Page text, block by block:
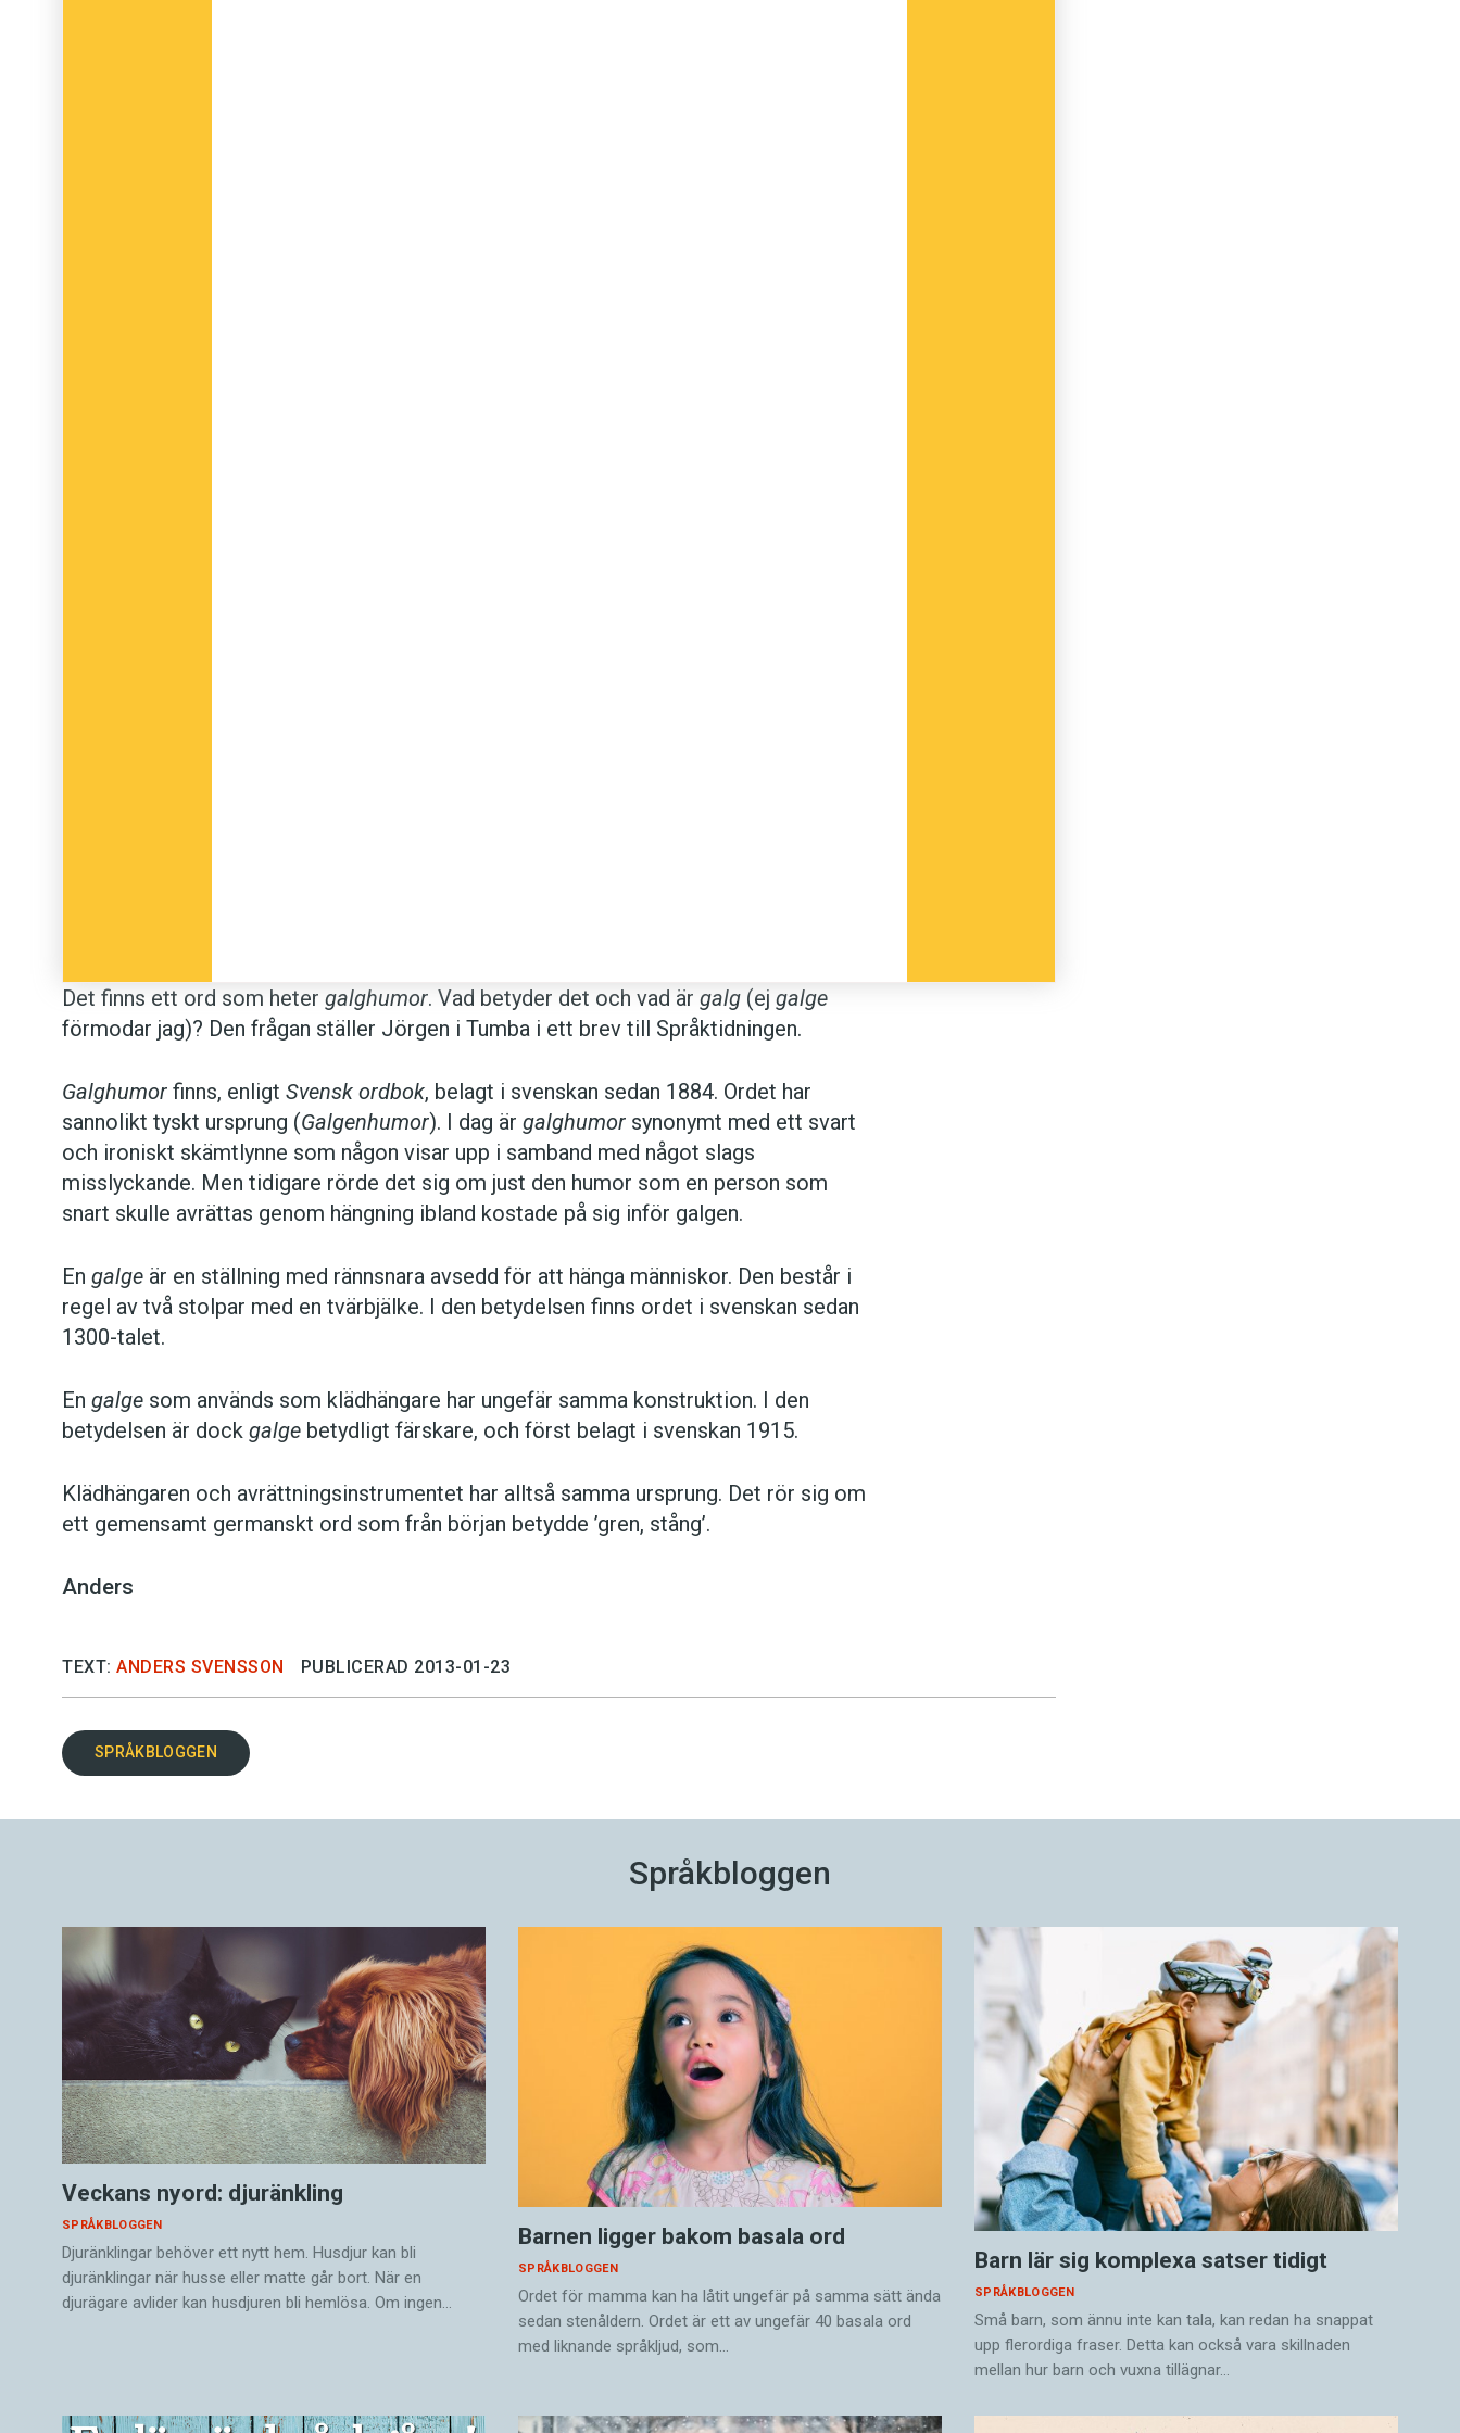
Det finns ett ord som heter galghumor. Vad betyder det och vad är galg (ej galge
förmodar jag)? Den frågan ställer Jörgen i Tumba i ett brev till Språktidningen.
Galghumor finns, enligt Svensk ordbok, belagt i svenskan sedan 1884. Ordet har
sannolikt tyskt ursprung (Galgenhumor). I dag är galghumor synonymt med ett svart
och ironiskt skämtlynne som någon visar upp i samband med något slags
misslyckande. Men tidigare rörde det sig om just den humor som en person som
snart skulle avrättas genom hängning ibland kostade på sig inför galgen.
En galge är en ställning med rännsnara avsedd för att hänga människor. Den består i
regel av två stolpar med en tvärbjälke. I den betydelsen finns ordet i svenskan sedan
1300-talet.
En galge som används som klädhängare har ungefär samma konstruktion. I den
betydelsen är dock galge betydligt färskare, och först belagt i svenskan 1915.
Klädhängaren och avrättningsinstrumentet har alltså samma ursprung. Det rör sig om
ett gemensamt germanskt ord som från början betydde ’gren, stång’.
Anders
TEXT: ANDERS SVENSSON PUBLICERAD 2013-01-23
SPRÅKBLOGGEN
Språkbloggen
Veckans nyord: djuränkling
SPRÅKBLOGGEN
Djuränklingar behöver ett nytt hem. Husdjur kan bli
djuränklingar när husse eller matte går bort. När en
djurägare avlider kan husdjuren bli hemlösa. Om ingen…
Barnen ligger bakom basala ord
SPRÅKBLOGGEN
Ordet för mamma kan ha låtit ungefär på samma sätt ända
sedan stenåldern. Ordet är ett av ungefär 40 basala ord
med liknande språkljud, som…
Barn lär sig komplexa satser tidigt
SPRÅKBLOGGEN
Små barn, som ännu inte kan tala, kan redan ha snappat
upp flerordiga fraser. Detta kan också vara skillnaden
mellan hur barn och vuxna tillägnar…